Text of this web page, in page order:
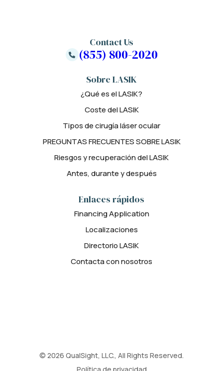
Sobre LASIK
¿Qué es el LASIK?
Coste del LASIK
Tipos de cirugía láser ocular
PREGUNTAS FRECUENTES SOBRE LASIK
Riesgos y recuperación del LASIK
Antes, durante y después
Enlaces rápidos
Financing Application
Localizaciones
Directorio LASIK
Contacta con nosotros
Contact Us
(855) 800-2020